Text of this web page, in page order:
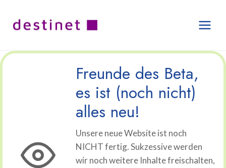
Inhalt
springen
Freunde des Beta,
es ist (noch nicht)
alles neu!
Unsere neue Website ist noch
NICHT fertig. Sukzessive werden
wir noch weitere Inhalte freischalten,